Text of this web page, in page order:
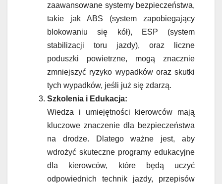
zaawansowane systemy bezpieczeństwa,
takie jak ABS (system zapobiegający
blokowaniu się kół), ESP (system
stabilizacji toru jazdy), oraz liczne
poduszki powietrzne, mogą znacznie
zmniejszyć ryzyko wypadków oraz skutki
tych wypadków, jeśli już się zdarzą.
Szkolenia i Edukacja:
Wiedza i umiejętności kierowców mają
kluczowe znaczenie dla bezpieczeństwa
na drodze. Dlatego ważne jest, aby
wdrożyć skuteczne programy edukacyjne
dla kierowców, które będą uczyć
odpowiednich technik jazdy, przepisów